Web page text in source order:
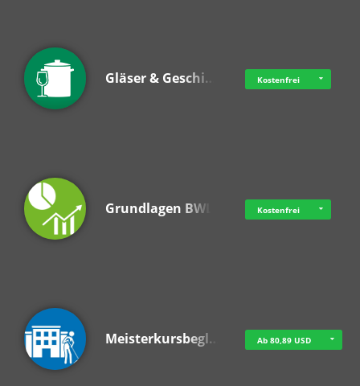
Gläser & Geschi… Kostenfrei
Grundlagen BWL Kostenfrei
Meisterkursbegl… Ab 80,89 USD